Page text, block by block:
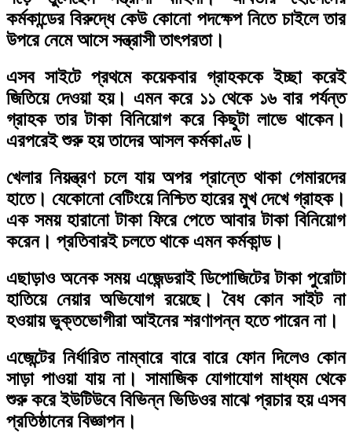
কর্মকান্ডের বিরুদ্ধে কেউ কোনো পদক্ষেপ নিতে চাইলে তার
উপরে নেমে আসে সন্ত্রাসী তাৎপরতা।
এসব সাইটে প্রথমে কয়েকবার গ্রাহককে ইচ্ছা করেই
জিতিয়ে দেওয়া হয়। এমন করে ১১ থেকে ১৬ বার পর্যন্ত
গ্রাহক তার টাকা বিনিয়োগ করে কিছুটা লাভে থাকেন।
এরপরেই শুরু হয় তাদের আসল কর্মকাণ্ড।
খেলার নিয়ন্ত্রণ চলে যায় অপর প্রান্তে থাকা গেমারদের
হাতে। যেকোনো বেটিংয়ে নিশ্চিত হারের মুখ দেখে গ্রাহক।
এক সময় হারানো টাকা ফিরে পেতে আবার টাকা বিনিয়োগ
করেন। প্রতিবারই চলতে থাকে এমন কর্মকান্ড।
এছাড়াও অনেক সময় এজেন্ডরাই ডিপোজিটের টাকা পুরোটা
হাতিয়ে নেয়ার অভিযোগ রয়েছে। বৈধ কোন সাইট না
হওয়ায় ভুক্তভোগীরা আইনের শরণাপন্ন হতে পারেন না।
এজেন্টের নির্ধারিত নাম্বারে বারে বারে ফোন দিলেও কোন
সাড়া পাওয়া যায় না। সামাজিক যোগাযোগ মাধ্যম থেকে
শুরু করে ইউটিউবে বিভিন্ন ভিডিওর মাঝে প্রচার হয় এসব
প্রতিষ্ঠানের বিজ্ঞাপন।